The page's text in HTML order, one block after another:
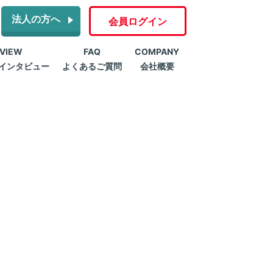
法人の方へ 会員ログイン
ンタビュー
FAQ
よくあるご質問
COMPANY
会社概要